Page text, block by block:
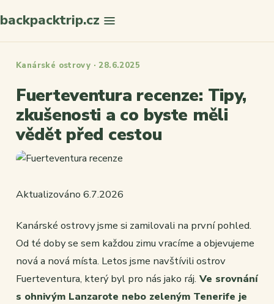
backpacktrip.cz
Kanárské ostrovy · 28.6.2025
Fuerteventura recenze: Tipy,
zkušenosti a co byste měli
vědět před cestou
Aktualizováno 6.7.2026
Kanárské ostrovy jsme si zamilovali na první pohled.
Od té doby se sem každou zimu vracíme a objevujeme
nová a nová místa. Letos jsme navštívili ostrov
Fuerteventura, který byl pro nás jako ráj. Ve srovnání
s ohnivým Lanzarote nebo zeleným Tenerife je